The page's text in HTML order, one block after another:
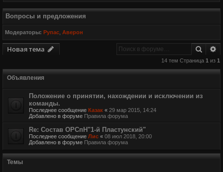
Вопросы и предложения
Модераторы: Рупас ,Аверон
Новая тема Поиск
14 тем Страница 1 из 1
Объявления
Положение о принятии, нахождении и исключении из
команды.
Последнее сообщение Казак « 29 мар 2015, 14:24
Добавлено в форуме Правила форума
Re: Состав ОРСпН"1-й Пластунский"
Последнее сообщение Лис « 08 июл 2018, 20:00
Добавлено в форуме Правила форума
Темы